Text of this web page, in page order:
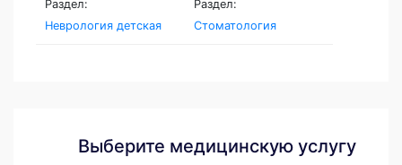
Раздел:
Неврология детская
Раздел:
Стоматология
Выберите медицинскую услугу